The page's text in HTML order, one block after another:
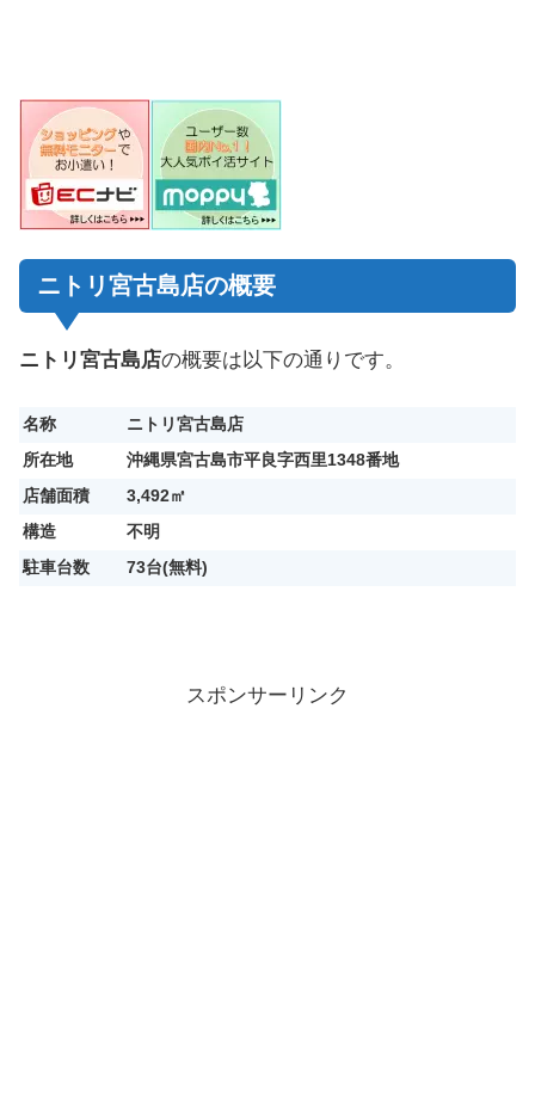
ニトリ宮古島店の概要
ニトリ宮古島店の概要は以下の通りです。
名称
ニトリ宮古島店
所在地
沖縄県宮古島市平良字西里1348番地
店舗面積
3,492㎡
構造
不明
駐車台数
73台(無料)
スポンサーリンク